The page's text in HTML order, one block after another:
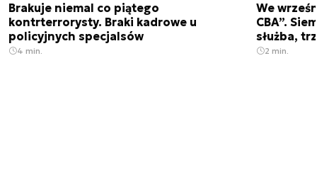
Brakuje niemal co piątego
kontrterrorysty. Braki kadrowe u
policyjnych specjalsów
4 min.
We
CBA”.
służba,
2 min.